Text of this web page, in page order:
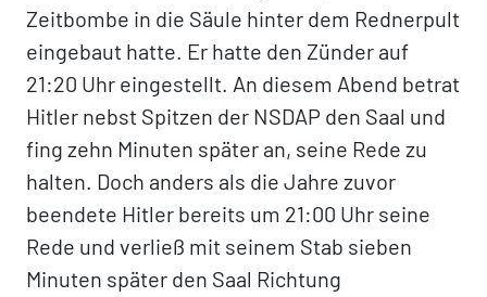
Zeitbombe in die Säule hinter dem Rednerpult
eingebaut hatte. Er hatte den Zünder auf
21:20 Uhr eingestellt. An diesem Abend betrat
Hitler nebst Spitzen der NSDAP den Saal und
fing zehn Minuten später an, seine Rede zu
halten. Doch anders als die Jahre zuvor
beendete Hitler bereits um 21:00 Uhr seine
Rede und verließ mit seinem Stab sieben
Minuten später den Saal Richtung